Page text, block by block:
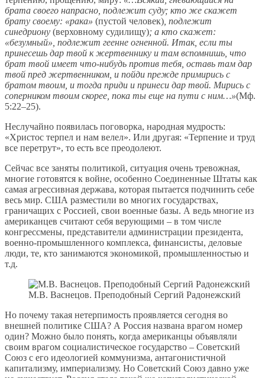
брата своего напрасно, подлежит суду; кто же скажет
брату своему: «рака» (пустой человек), подлежит
синедриону (верховному судилищу); а кто скажет:
«безумный», подлежит геенне огненной. Итак, если ты
принесешь дар твой к жертвеннику и там вспомнишь, что
брат твой имеет что-нибудь против тебя, оставь там дар
твой пред жертвенником, и пойди прежде примирись с
братом твоим, и тогда приди и принеси дар твой. Мирись с
соперником твоим скорее, пока ты еще на пути с ним…»(Мф.
5:22–25).
Неслучайно появилась поговорка, народная мудрость:
«Христос терпел и нам велел». Или другая: «Терпение и труд
все перетрут», то есть все преодолеют.
Сейчас все заняты политикой, ситуация очень тревожная,
многие готовятся к войне, особенно Соединенные Штаты как
самая агрессивная держава, которая пытается подчинить себе
весь мир. США разместили во многих государствах,
граничащих с Россией, свои военные базы. А ведь многие из
американцев считают себя верующими – в том числе
конгрессмены, представители администрации президента,
военно-промышленного комплекса, финансисты, деловые
люди, те, кто занимаются экономикой, промышленностью и
т.д.
М.В. Васнецов. Преподобный Сергий Радонежский
Но почему такая нетерпимость проявляется сегодня во
внешней политике США? А Россия названа врагом номер
один? Можно было понять, когда американцы объявляли
своим врагом социалистическое государство – Советский
Союз с его идеологией коммунизма, антагонистичной
капитализму, империализму. Но Советский Союз давно уже